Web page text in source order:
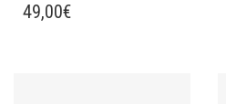
49,00€